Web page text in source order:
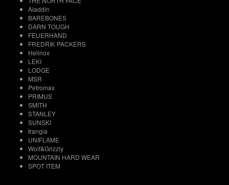
Aladdin
BAREBONES
DARN TOUGH
FEUERHAND
FREDRIK PACKERS
Helinox
LEKI
LODGE
MSR
Petromax
PRIMUS
SMITH
STANLEY
SUNSKI
trangia
UNIFLAME
Wolf&Grizzly
MOUNTAIN HARD WEAR
SPOT ITEM